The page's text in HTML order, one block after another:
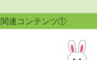
関連コンテンツ①